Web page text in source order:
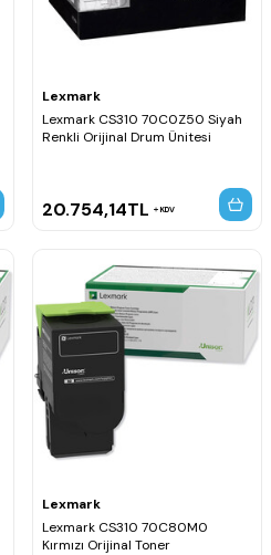
Lexmark
Lexmark CS310 70C0Z50 Siyah
Renkli Orijinal Drum Ünitesi
20.754,14TL KDV
Lexmark
Lexmark CS310 70C80M0
Kırmızı Orijinal Toner